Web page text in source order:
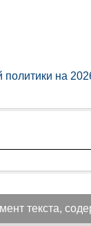
на
текста,